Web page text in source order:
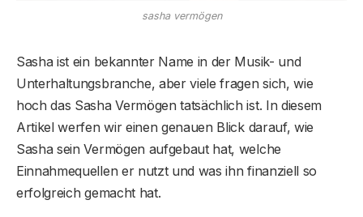
sasha vermögen
Sasha ist ein bekannter Name in der Musik- und
Unterhaltungsbranche, aber viele fragen sich, wie
hoch das Sasha Vermögen tatsächlich ist. In diesem
Artikel werfen wir einen genauen Blick darauf, wie
Sasha sein Vermögen aufgebaut hat, welche
Einnahmequellen er nutzt und was ihn finanziell so
erfolgreich gemacht hat.